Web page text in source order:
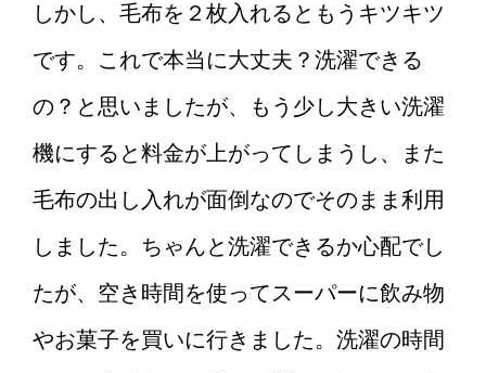
バイクを始める女性初心者に
おすすめなバイクと操作のコ
レンタルしたDVDが途中で止
まる場合、お店側にも伝えま
彼女と旅行♪一泊二日で行くな
ら、こんなことに気をつけよ
しかし、毛布を２枚入れるともうキツキツ
です。これで本当に大丈夫？洗濯できる
の？と思いましたが、もう少し大きい洗濯
機にすると料金が上がってしまうし、また
毛布の出し入れが面倒なのでそのまま利用
しました。ちゃんと洗濯できるか心配でし
たが、空き時間を使ってスーパーに飲み物
やお菓子を買いに行きました。洗濯の時間